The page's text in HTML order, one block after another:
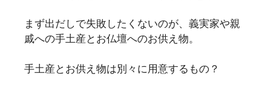
まず出だしで失敗したくないのが、義実家や親
戚への手土産とお仏壇へのお供え物。
手土産とお供え物は別々に用意するもの？